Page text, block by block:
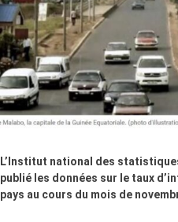
L’Institut national des
publié les données sur le taux
pays au cours du mois de